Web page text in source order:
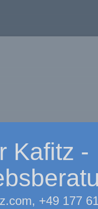
Kafitz -
+49 177